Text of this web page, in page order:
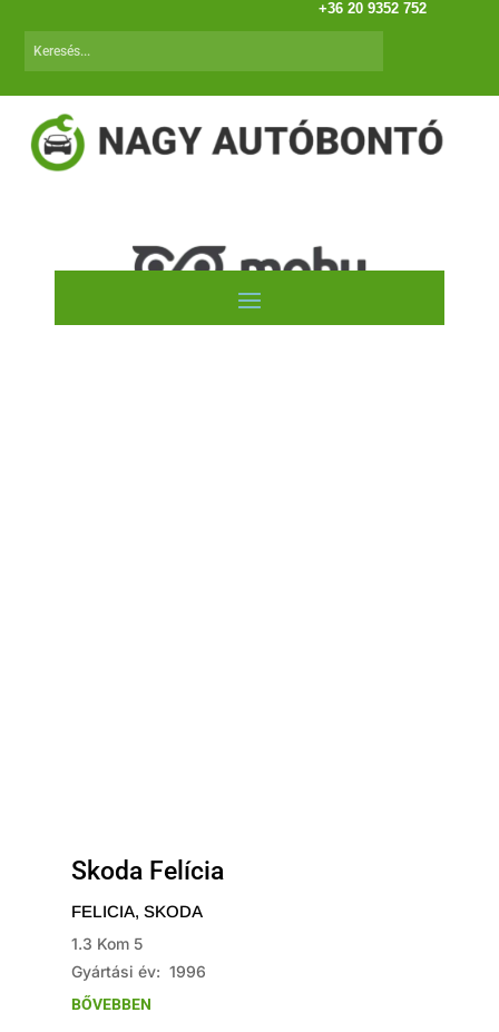
+36 20 9352 752
Skoda Felícia
FELICIA, SKODA
1.3 Kom 5
Gyártási év: 1996
BŐVEBBEN